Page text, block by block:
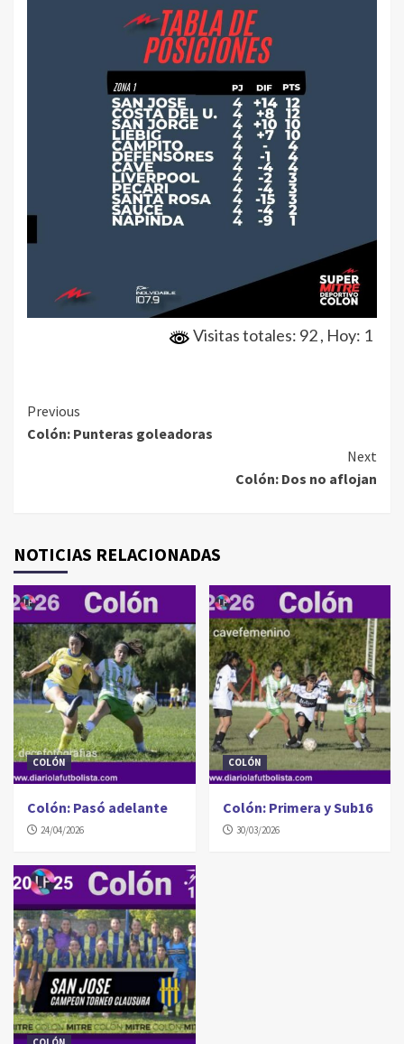
Visitas totales: 92, Hoy: 1
Continue
Reading
Previous
Colón: Punteras goleadoras
Next
Colón: Dos no aflojan
NOTICIAS RELACIONADAS
COLÓN
Colón: Pasó adelante
24/04/2026
COLÓN
Colón: Primera y Sub16
30/03/2026